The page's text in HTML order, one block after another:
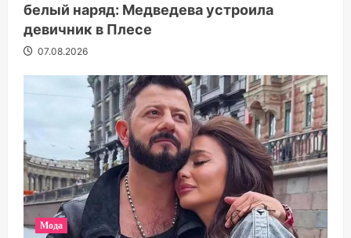
белый наряд: Медведева устроила
девичник в Плесе
07.08.2026
Мода